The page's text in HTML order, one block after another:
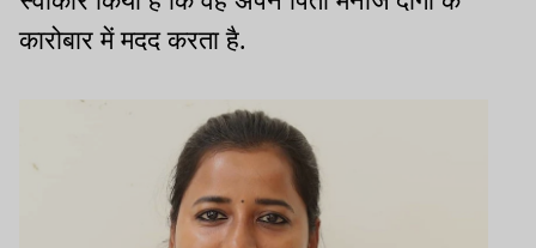
कारोबार में मदद करता है.